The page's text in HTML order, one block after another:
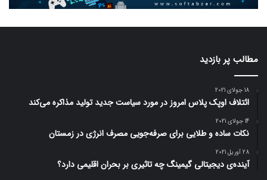
مطالب پر بازدید
18 جولای 2021
ائتلاف اوپک پلاس امروز در مورد سیاست جدید تولید مذاکره می‌کند
14 جولای 2021
نکات ساده و طلایی برای صرفه‌جویی مصرف انرژی در زمستان
28 آوریل 2021
آینده‌ی دیجیتالی گیمینگ چه تاثیری بر بحران اقلیمی دارد؟